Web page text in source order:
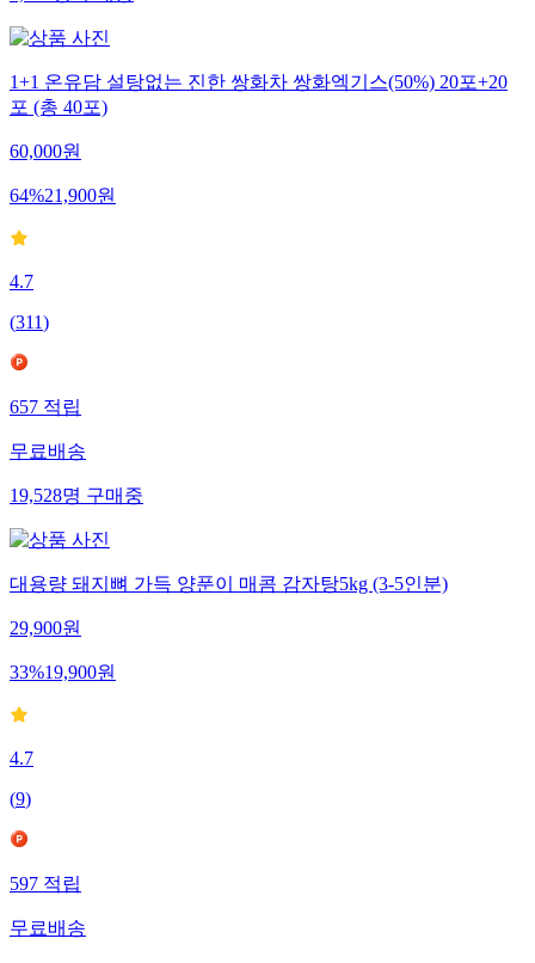
1+1 온유담 설탕없는 진한 쌍화차 쌍화엑기스(50%) 20포+20
포 (총 40포)
60,000원
64%21,900원
4.7
(311)
657적립
무료배송
19,528명구매중
대용량 돼지뼈 가득 양푼이 매콤 감자탕5kg (3-5인분)
29,900원
33%19,900원
4.7
(9)
597적립
무료배송